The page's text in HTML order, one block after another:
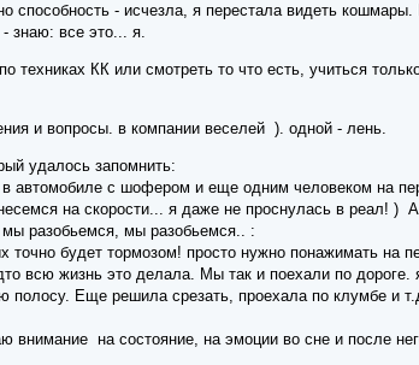
способность - исчезла, я перестала видеть
знаю: все это... я.
техниках КК или смотреть то что есть, учиться
и вопросы. в компании веселей ). одной - лень.
удалось запомнить:
автомобиле с шофером и еще одним человеком на
на скорости... я даже не проснулась в реал!
мы разобьемся, мы разобьемся.. :
точно будет тормозом! просто нужно понажимать
всю жизнь это делала. Мы так и поехали по
полосу. Еще решила срезать, проехала по клумбе и
на состояние, на эмоции во сне и после